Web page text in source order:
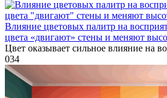
Влияние цветовых палитр на
цвета «двигают» стены и меняют
Цвет оказывает сильное влияние на
034